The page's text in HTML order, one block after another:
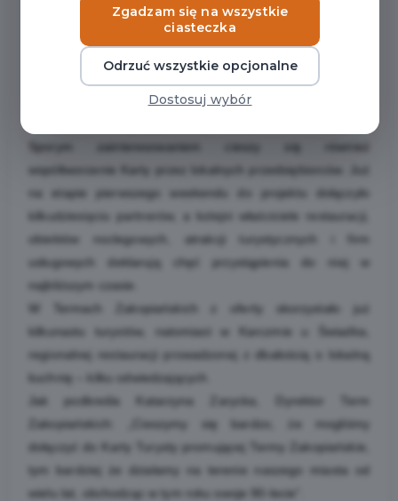
zainteresowania, ale także profil użytkowników.
Największą aktywność odnotowano wśród:
• osób w wieku 30–50 lat – to właśnie ta grupa najczęściej
pobiera aplikację i z niej korzysta,
• następnie wśród użytkowników w wieku 20–30 lat, którzy
Sporym zainteresowaniem cieszy się również
współtworzenie Karty przez lokalnych przedsiębiorców. Już
na etapie pierwszego weekendu do projektu dołączyło
kilkudziesięciu partnerów, a kolejni właściciele restauracji,
obiektów noclegowych, atrakcji turystycznych i firm
usługowych deklarują chęć przystąpienia do niej w
najbliższym czasie.
W Termach Zakopiańskich z oferty skorzystało już
kilkunastu turystów, natomiast w Karczmie u Świadka,
regionalnej restauracji prowadzonej z dbałością o lokalną
kuchnię – kilku odwiedzających.
Jak podkreśla Katarzyna Zarycka, Dyrektor Term
Zakopiańskich: „Cieszymy się bardzo, że mogliśmy
dołączyć do Karty Turysty promującej Termy Zakopiańskie,
tym bardziej że działamy na terenie naszego miasta od
wielu lat, obchodząc w tym roku swoje 90-lecie”.
Zgadzam się na wszystkie
ciasteczka
Odrzuć wszystkie opcjonalne
Dostosuj wybór